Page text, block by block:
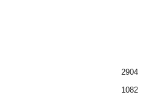
2904
1082